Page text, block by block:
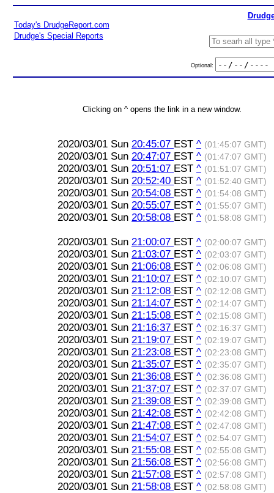
Today's DrudgeReport.com
Drudge's Special Reports
Optional:
Clicking on ^ opens the link in a new window.
2020/03/01 Sun 20:45:07 EST ^ (01:45:07 GMT)
2020/03/01 Sun 20:47:07 EST ^ (01:47:07 GMT)
2020/03/01 Sun 20:51:07 EST ^ (01:51:07 GMT)
2020/03/01 Sun 20:52:40 EST ^ (01:52:40 GMT)
2020/03/01 Sun 20:54:08 EST ^ (01:54:08 GMT)
2020/03/01 Sun 20:55:07 EST ^ (01:55:07 GMT)
2020/03/01 Sun 20:58:08 EST ^ (01:58:08 GMT)
2020/03/01 Sun 21:00:07 EST ^ (02:00:07 GMT)
2020/03/01 Sun 21:03:07 EST ^ (02:03:07 GMT)
2020/03/01 Sun 21:06:08 EST ^ (02:06:08 GMT)
2020/03/01 Sun 21:10:07 EST ^ (02:10:07 GMT)
2020/03/01 Sun 21:12:08 EST ^ (02:12:08 GMT)
2020/03/01 Sun 21:14:07 EST ^ (02:14:07 GMT)
2020/03/01 Sun 21:15:08 EST ^ (02:15:08 GMT)
2020/03/01 Sun 21:16:37 EST ^ (02:16:37 GMT)
2020/03/01 Sun 21:19:07 EST ^ (02:19:07 GMT)
2020/03/01 Sun 21:23:08 EST ^ (02:23:08 GMT)
2020/03/01 Sun 21:35:07 EST ^ (02:35:07 GMT)
2020/03/01 Sun 21:36:08 EST ^ (02:36:08 GMT)
2020/03/01 Sun 21:37:07 EST ^ (02:37:07 GMT)
2020/03/01 Sun 21:39:08 EST ^ (02:39:08 GMT)
2020/03/01 Sun 21:42:08 EST ^ (02:42:08 GMT)
2020/03/01 Sun 21:47:08 EST ^ (02:47:08 GMT)
2020/03/01 Sun 21:54:07 EST ^ (02:54:07 GMT)
2020/03/01 Sun 21:55:08 EST ^ (02:55:08 GMT)
2020/03/01 Sun 21:56:08 EST ^ (02:56:08 GMT)
2020/03/01 Sun 21:57:08 EST ^ (02:57:08 GMT)
2020/03/01 Sun 21:58:08 EST ^ (02:58:08 GMT)